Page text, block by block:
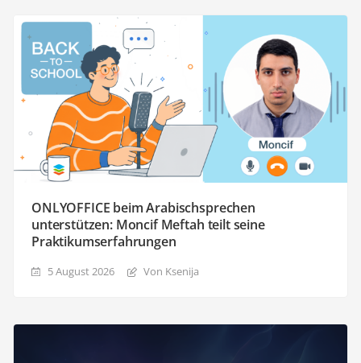
ONLYOFFICE beim Arabischsprechen
unterstützen: Moncif Meftah teilt seine
Praktikumserfahrungen
5 August 2026 Von Ksenija